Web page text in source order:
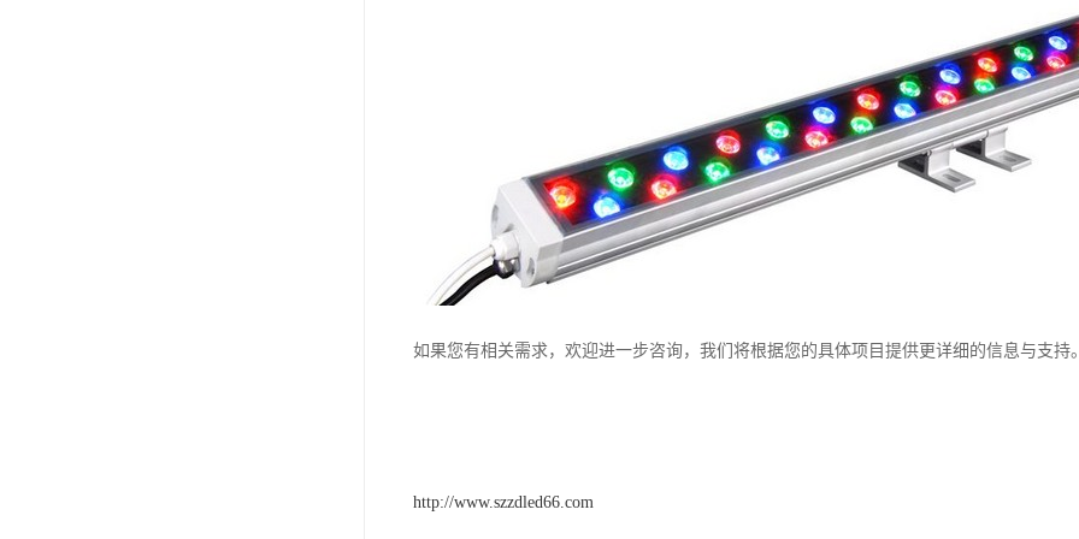
如果您有相关需求，欢迎进一步咨询，我们将根据您的具体项目提供更详细的信息与支持
http://www.szzdled66.com